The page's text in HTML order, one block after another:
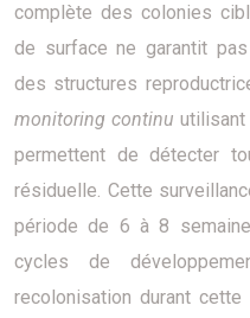
complète des colonies
de surface ne garantit
des structures
monitoring continu utilisant
permettent de détecter
résiduelle. Cette
période de 6 à 8
cycles de
recolonisation durant